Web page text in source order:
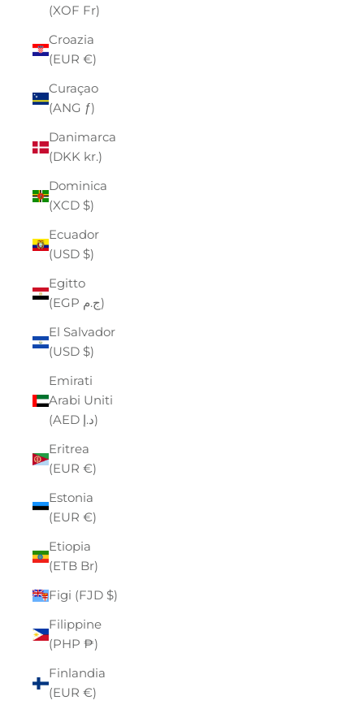
(XOF Fr)
Croazia
(EUR €)
Curaçao
(ANG ƒ)
Danimarca
(DKK kr.)
Dominica
(XCD $)
Ecuador
(USD $)
Egitto
(EGP ج.م)
El Salvador
(USD $)
Emirati
Arabi Uniti
(AED د.إ)
Eritrea
(EUR €)
Estonia
(EUR €)
Etiopia
(ETB Br)
Figi (FJD $)
Filippine
(PHP ₱)
Finlandia
(EUR €)